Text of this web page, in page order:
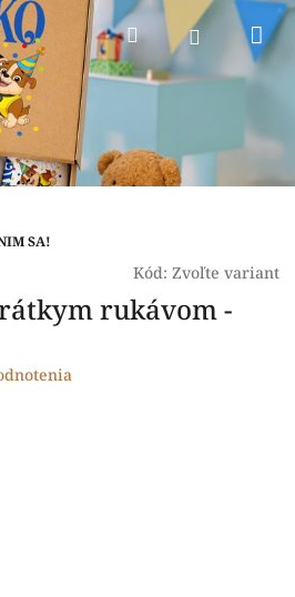
Hľadať
SA!
Kód: Zvoľte variant
rukávom -